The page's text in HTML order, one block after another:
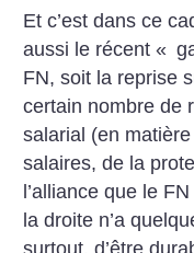
Et c’est dans ce
aussi le récent «
FN, soit la reprise
certain nombre de
salarial (en
salaires, de la
l’alliance que le
la droite n’a